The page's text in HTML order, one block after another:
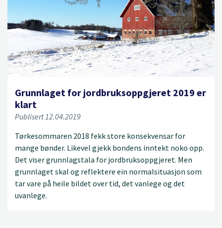
Grunnlaget for jordbruksoppgjeret 2019 er
klart
Publisert 12.04.2019
Tørkesommaren 2018 fekk store konsekvensar for
mange bønder. Likevel gjekk bondens inntekt noko opp.
Det viser grunnlagstala for jordbruksoppgjeret. Men
grunnlaget skal og reflektere ein normalsituasjon som
tar vare på heile bildet over tid, det vanlege og det
uvanlege.